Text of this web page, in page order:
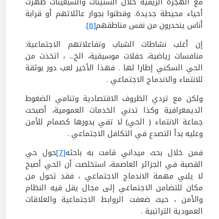
أحياء محيطة جديدة. وقطنوا بجوار عائلاتهم أو قرابة
أناس ينحدرون من نفس مناطقهم[6]
.
إن أغلب نشاطات الشباب وتفاعلاتهم الاجتماعية:
منافسات رياضية، حفلات موسيقية، الخ... ، اتخذت من
الحي السكني إطارا لها . فهذا الأخير لعب دور بوثقة
للانتماء والاندماج الاجتماعي .
ولكن مع تردي الظروف الاقتصادية وتنامي الضغوط
الديمغرافية وكذا تدني الخدمات العمومية، أصبحت
جماعة الانتماء ( الحي) لا تفي بدورها كصمام للأمن
وعليه بدأ التصدع في التكافل الاجتماعي .
فمن خلال بحث ميداني قامت به باحثه[7] حول حي
القصبة في الجزائر العاصمة، استخلصت أن الحي أصبح
لا يلبي مهمة الاندماج الاجتماعي ، فقد تحول من
مكان للتضامن الاجتماعي إلى مجال يقل فيه النظام
والأمن ، حيث ضعفت الروابط الاجتماعية والعلاقات
العمودية التراتبية .